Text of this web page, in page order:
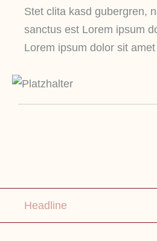
Stet clita kasd gubergren,
sanctus est Lorem ipsum
Lorem ipsum dolor sit amet
Headline